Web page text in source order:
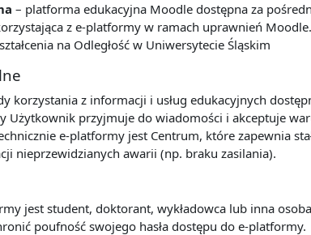
– platforma edukacyjna Moodle dostępna za
z e-platformy w ramach uprawnień Moodle.
na Odległość w Uniwersytecie Śląskim
korzystania z informacji i usług edukacyjnych
Użytkownik przyjmuje do wiadomości i akceptuje
e-platformy jest Centrum, które zapewnia
nieprzewidzianych awarii (np. braku zasilania).
jest student, doktorant, wykładowca lub inna
poufność swojego hasła dostępu do e-platformy.